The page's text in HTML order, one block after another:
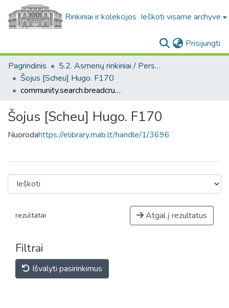
Rinkiniai ir kolekcijos Ieškoti visame archyve
Prisijungti
Pagrindinis
5.2. Asmenų rinkiniai / Personal collections
Šojus [Scheu] Hugo. F170
community.search.breadcrumbs
Šojus [Scheu] Hugo. F170
Nuorodahttps://elibrary.mab.lt/handle/1/3696
rezultatai Atgal į rezultatus
Filtrai
Išvalyti pasirinkimus